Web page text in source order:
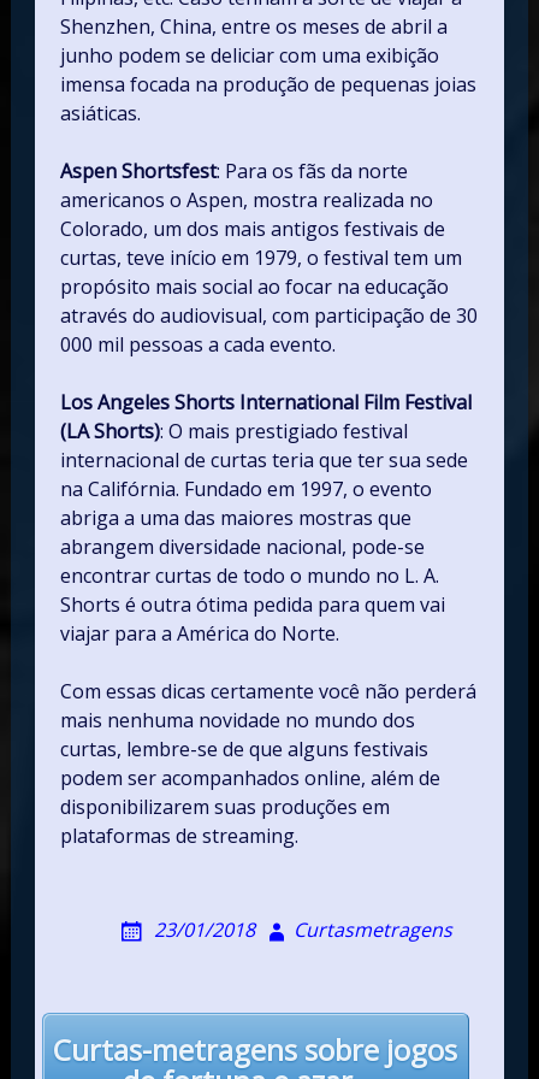
Shenzhen, China, entre os meses de abril a
junho podem se deliciar com uma exibição
imensa focada na produção de pequenas joias
asiáticas.
Aspen Shortsfest: Para os fãs da norte
americanos o Aspen, mostra realizada no
Colorado, um dos mais antigos festivais de
curtas, teve início em 1979, o festival tem um
propósito mais social ao focar na educação
através do audiovisual, com participação de 30
000 mil pessoas a cada evento.
Los Angeles Shorts International Film Festival
(LA Shorts): O mais prestigiado festival
internacional de curtas teria que ter sua sede
na Califórnia. Fundado em 1997, o evento
abriga a uma das maiores mostras que
abrangem diversidade nacional, pode-se
encontrar curtas de todo o mundo no L. A.
Shorts é outra ótima pedida para quem vai
viajar para a América do Norte.
Com essas dicas certamente você não perderá
mais nenhuma novidade no mundo dos
curtas, lembre-se de que alguns festivais
podem ser acompanhados online, além de
disponibilizarem suas produções em
plataformas de streaming.
23/01/2018 Curtasmetragens
Post
navigation
Curtas-metragens sobre jogos